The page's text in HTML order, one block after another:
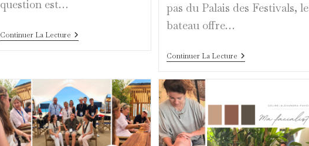
question est…
Continuer La LectureDîner
Au
Magie
Opère
À
Chaque
Fois
pas du Palais des Festivals, le
bateau offre…
Continuer La LectureÀ
Bord
L’esprit
Étoiles
Prend
Le